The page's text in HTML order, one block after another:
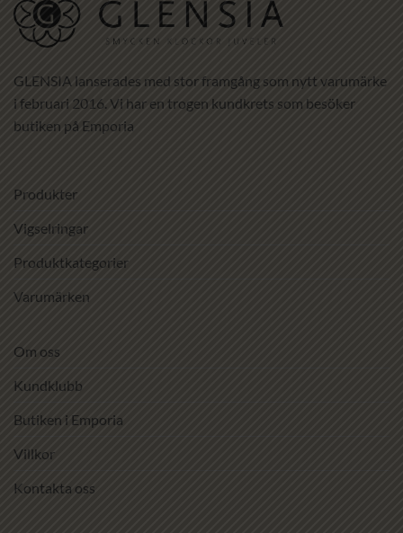
GLENSIA lanserades med stor framgång som nytt varumärke
i februari 2016. Vi har en trogen kundkrets som besöker
butiken på Emporia
Produkter
Vigselringar
Produktkategorier
Varumärken
Om oss
Kundklubb
Butiken i Emporia
Villkor
Kontakta oss